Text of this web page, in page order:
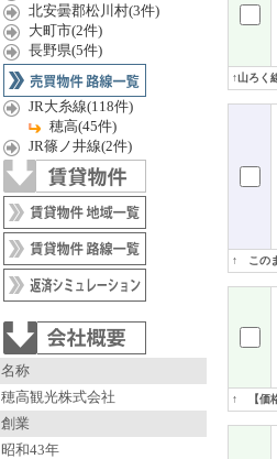
北安曇郡松川村(3件)
大町市(2件)
長野県(5件)
JR大糸線(118件)
穂高(45件)
JR篠ノ井線(2件)
名称
穂高観光株式会社
創業
昭和43年
↑山ろく
↑ この
↑ 【価